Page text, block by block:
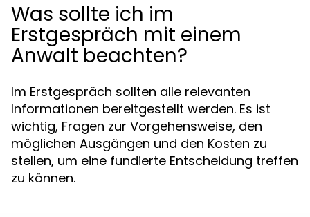
Was sollte ich im
Erstgespräch mit einem
Anwalt beachten?
Im Erstgespräch sollten alle relevanten
Informationen bereitgestellt werden. Es ist
wichtig, Fragen zur Vorgehensweise, den
möglichen Ausgängen und den Kosten zu
stellen, um eine fundierte Entscheidung treffen
zu können.